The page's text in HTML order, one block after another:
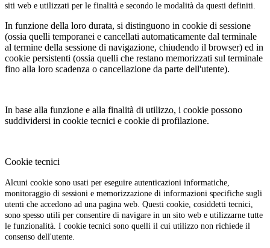
siti web e utilizzati per le finalità e secondo le modalità da questi definiti.
In funzione della loro durata, si distinguono in cookie di sessione
(ossia quelli temporanei e cancellati automaticamente dal terminale
al termine della sessione di navigazione, chiudendo il browser) ed in
cookie persistenti (ossia quelli che restano memorizzati sul terminale
fino alla loro scadenza o cancellazione da parte dell'utente).
In base alla funzione e alla finalità di utilizzo, i cookie possono
suddividersi in cookie tecnici e cookie di profilazione.
Cookie tecnici
Alcuni cookie sono usati per eseguire autenticazioni informatiche,
monitoraggio di sessioni e memorizzazione di informazioni specifiche sugli
utenti che accedono ad una pagina web. Questi cookie, cosiddetti tecnici,
sono spesso utili per consentire di navigare in un sito web e utilizzarne tutte
le funzionalità. I cookie tecnici sono quelli il cui utilizzo non richiede il
consenso dell'utente.